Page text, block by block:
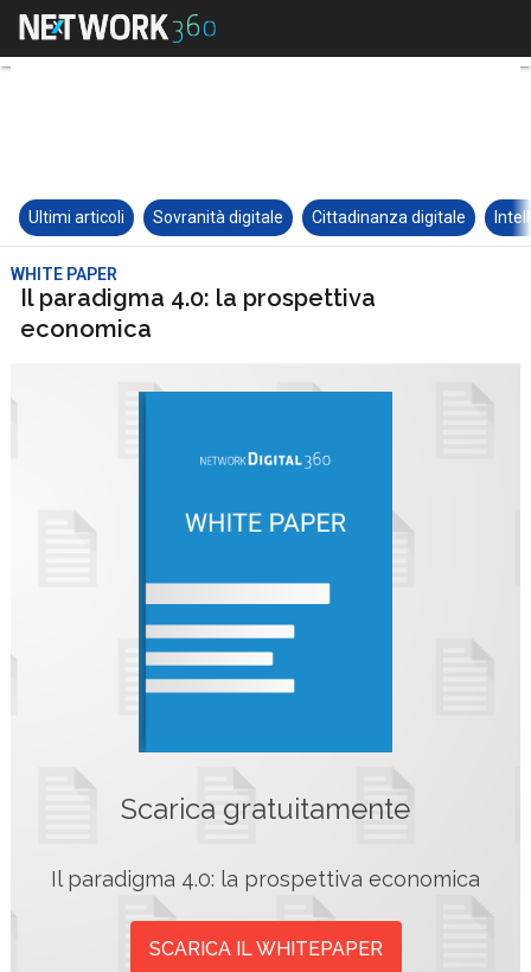
Ultimi articoli Sovranità digitale Cittadinanza digitale
WHITE PAPER
Il paradigma 4.0: la prospettiva
economica
Scarica gratuitamente
Il paradigma 4.0: la prospettiva economica
SCARICA IL WHITEPAPER